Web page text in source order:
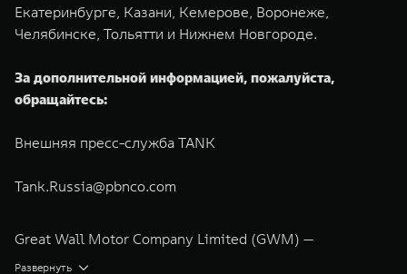
Екатеринбурге, Казани, Кемерове, Воронеже,
Челябинске, Тольятти и Нижнем Новгороде.
За дополнительной информацией, пожалуйста,
обращайтесь:
Внешняя пресс-служба TANK
Tank.Russia@pbnco.com
Great Wall Motor Company Limited (GWM) —
глобальный производитель внедорожников,
Развернуть